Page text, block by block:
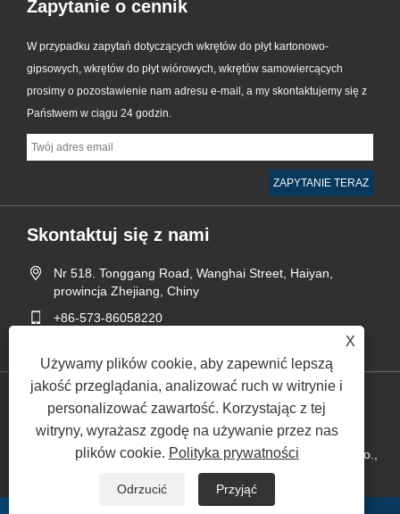
X
Używamy plików cookie, aby zapewnić lepszą
jakość przeglądania, analizować ruch w witrynie i
personalizować zawartość. Korzystając z tej
witryny, wyrażasz zgodę na używanie przez nas
plików cookie. Polityka prywatności
Odrzucić Przyjąć
Zapytanie o cennik
W przypadku zapytań dotyczących wkrętów do płyt kartonowo-
gipsowych, wkrętów do płyt wiórowych, wkrętów samowiercących
prosimy o pozostawienie nam adresu e-mail, a my skontaktujemy się z
Państwem w ciągu 24 godzin.
Skontaktuj się z nami
Nr 518. Tonggang Road, Wanghai Street, Haiyan,
prowincja Zhejiang, Chiny
+86-573-86058220
Links Sitemap RSS XML Polityka prywatności
Prawa autorskie © 2024 Jiaxing Runyee Metal Technology Co.,
Ltd. Wszelkie prawa zastrzeżone.